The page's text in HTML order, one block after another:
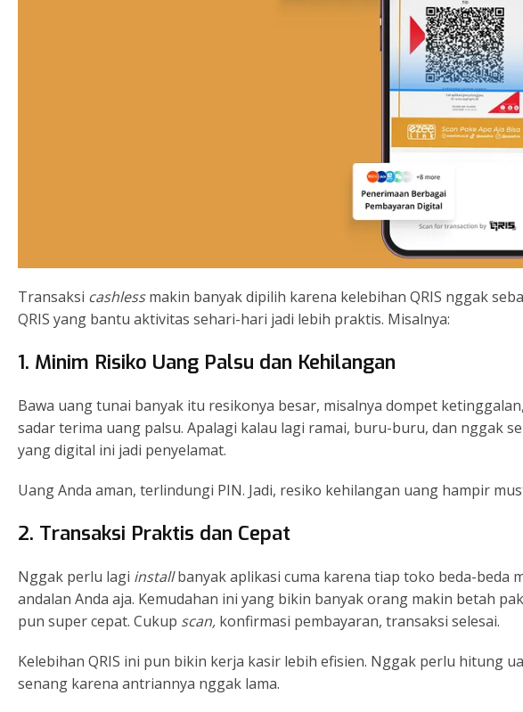
Transaksi cashlessmakin banyak dipilih karena kelebihan QRIS nggak
QRIS yang bantu aktivitas sehari-hari jadi lebih praktis. Misalnya:
1. Minim Risiko Uang Palsu dan Kehilangan
Bawa uang tunai banyak itu resikonya besar, misalnya dompet
sadar terima uang palsu. Apalagi kalau lagi ramai, buru-buru, dan nggak
yang digital ini jadi penyelamat.
Uang Anda aman, terlindungi PIN. Jadi, resiko kehilangan uang hampir
2. Transaksi Praktis dan Cepat
Nggak perlu lagi installbanyak aplikasi cuma karena tiap toko beda-beda
andalan Anda aja. Kemudahan ini yang bikin banyak orang makin betah
pun super cepat. Cukup scan, konfirmasi pembayaran, transaksi selesai.
Kelebihan QRIS ini pun bikin kerja kasir lebih efisien. Nggak perlu hitung
senang karena antriannya nggak lama.